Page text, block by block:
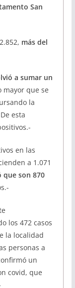
San
más del
a sumar un
mayor que se
la
esta
en las
a 1.071
que son 870
los 472 casos
la localidad
personas a
un
covid, que